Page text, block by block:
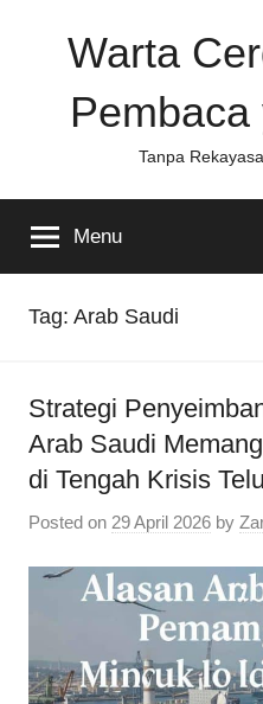
Warta
Tanpa
Menu
Tag: Arab Saudi
Strategi
Arab Saudi
di Tengah Krisis
Posted on 29 April 2026 by